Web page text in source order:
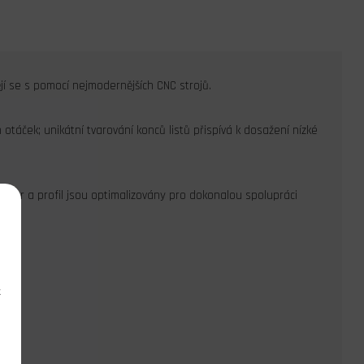
s pomocí nejmodernějších CNC strojů.
unikátní tvarování konců listů přispívá k dosažení nízké
tvar a profil jsou optimalizovány pro dokonalou spolupráci